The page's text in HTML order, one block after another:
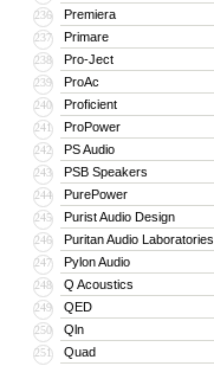
236 Premiera
237 Primare
238 Pro-Ject
239 ProAc
240 Proficient
241 ProPower
242 PS Audio
243 PSB Speakers
244 PurePower
245 Purist Audio Design
246 Puritan Audio Laboratories
247 Pylon Audio
248 Q Acoustics
249 QED
250 Qln
251 Quad